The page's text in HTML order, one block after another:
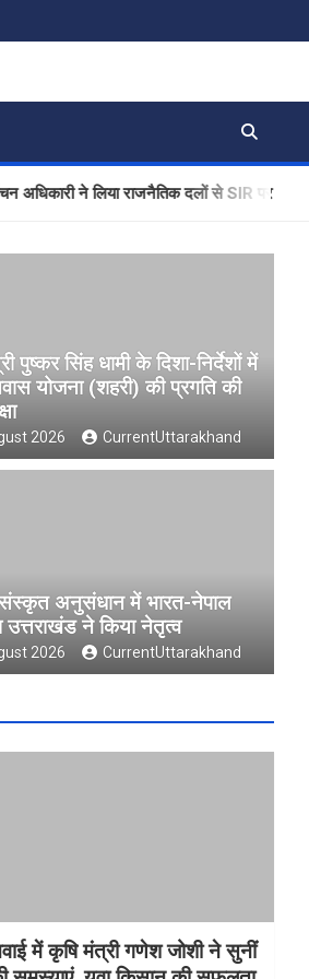
ने लिया राजनैतिक दलों से SIR पर फीडबैक
फीडबैक
5 August 2026
पुष्कर सिंह धामी के दिशा-निर्देशों में
योजना (शहरी) की प्रगति की
2026 CurrentUttarakhand
अनुसंधान में भारत-नेपाल
ने किया नेतृत्व
2026 CurrentUttarakhand
में कृषि मंत्री गणेश जोशी ने सुनीं